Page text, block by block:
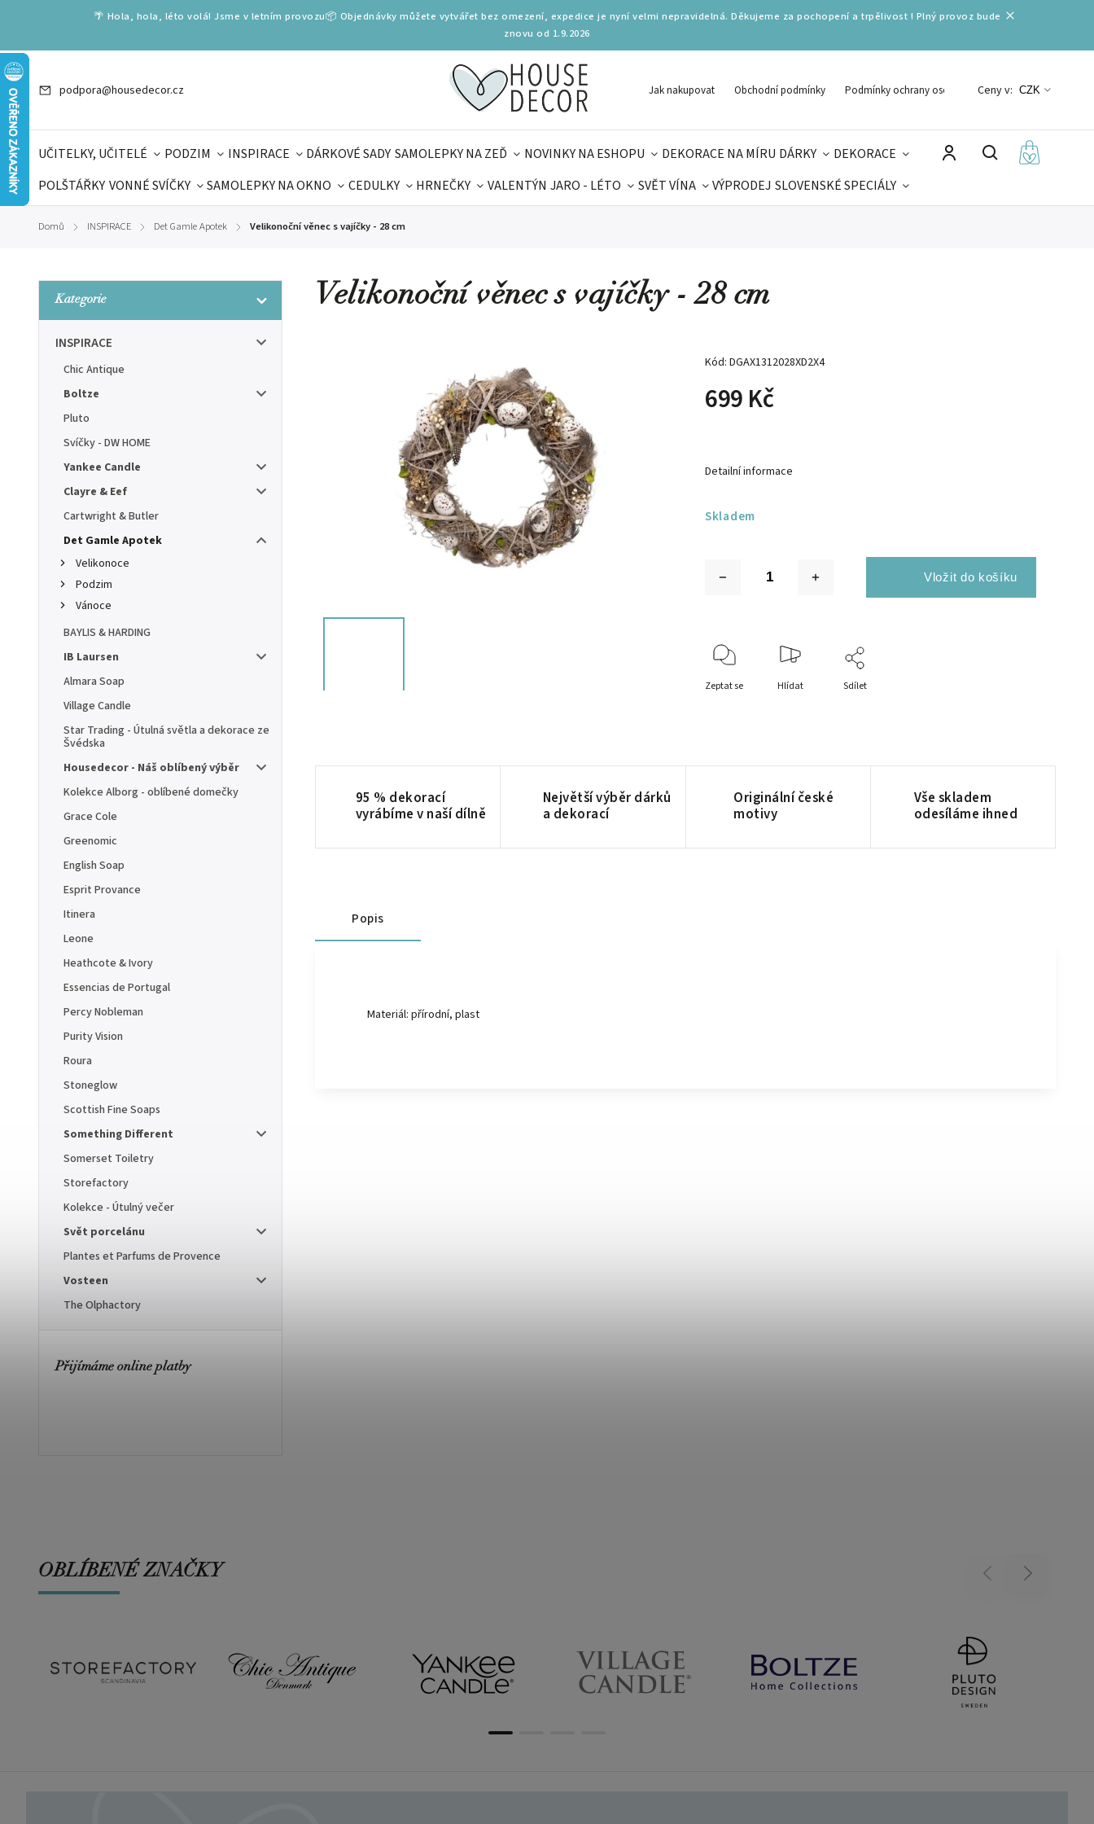
🌴 Hola, hola, léto volá! Jsme v letním provozu📦 Objednávky můžete vytvářet bez omezení, expedice je nyní velmi nepravidelná. Děkujeme za pochopení a trpělivost ! Plný provoz bude
znovu od 1.9.2026
podpora@housedecor.cz Jak nakupovat Obchodní podmínky Podmínky ochrany osobních údajů
Ceny v: CZK
UČITELKY, UČITELÉ PODZIM INSPIRACE DÁRKOVÉ SADY SAMOLEPKY NA ZEĎ NOVINKY NA ESHOPU DEKORACE NA MÍRU DÁRKY
DEKORACE
POLŠTÁŘKY VONNÉ SVÍČKY SAMOLEPKY NA OKNO CEDULKY HRNEČKY VALENTÝN JARO - LÉTO SVĚT VÍNA VÝPRODEJ SLOVENSKÉ SPECIÁLY
Domů / INSPIRACE / Det Gamle Apotek / Velikonoční věnec s vajíčky - 28 cm
Kategorie
INSPIRACE
Chic Antique
Boltze
Pluto
Svíčky - DW HOME
Yankee Candle
Clayre & Eef
Cartwright & Butler
Det Gamle Apotek
Velikonoce
Podzim
Vánoce
BAYLIS & HARDING
IB Laursen
Almara Soap
Village Candle
Star Trading - Útulná světla a dekorace ze
Švédska
Housedecor - Náš oblíbený výběr
Kolekce Alborg - oblíbené domečky
Grace Cole
Greenomic
English Soap
Esprit Provance
Itinera
Leone
Heathcote & Ivory
Essencias de Portugal
Percy Nobleman
Purity Vision
Roura
Stoneglow
Scottish Fine Soaps
Something Different
Somerset Toiletry
Storefactory
Kolekce - Útulný večer
Svět porcelánu
Plantes et Parfums de Provence
Vosteen
The Olphactory
Přijímáme online platby
Velikonoční věnec s vajíčky - 28 cm
Kód: DGAX1312028XD2X4
699 Kč
Skladem
Detailní informace
Zeptat se Hlídat Sdílet
95 % dekorací
vyrábíme v naší dílně
Největší výběr dárků
a dekorací
Originální české
motivy
Vše skladem
odesíláme ihned
Popis
Materiál: přírodní, plast
OBLÍBENÉ ZNAČKY Previous Next